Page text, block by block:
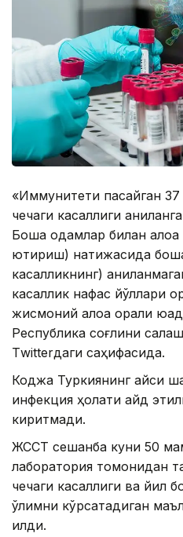
«Иммунитети пасайган
чечаги касаллиги
Бошқа одамлар билан
юқтириш) натижасида
касалликнинг)
касаллик нафас йўллари
жисмоний алоқа орқали
Республика соғлиқни
Тwitterдаги саҳифасида.
Коджа Туркиянинг қайси
инфекция ҳолати қайд
киритмади.
ЖССТ сешанба куни 50
лаборатория томонидан
чечаги касаллиги ва йил
ўлимни кўрсатадиган
қилди.